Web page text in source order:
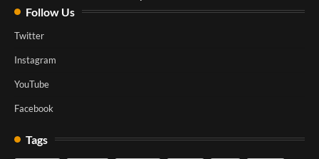
Follow Us
Twitter
Instagram
YouTube
Facebook
Tags